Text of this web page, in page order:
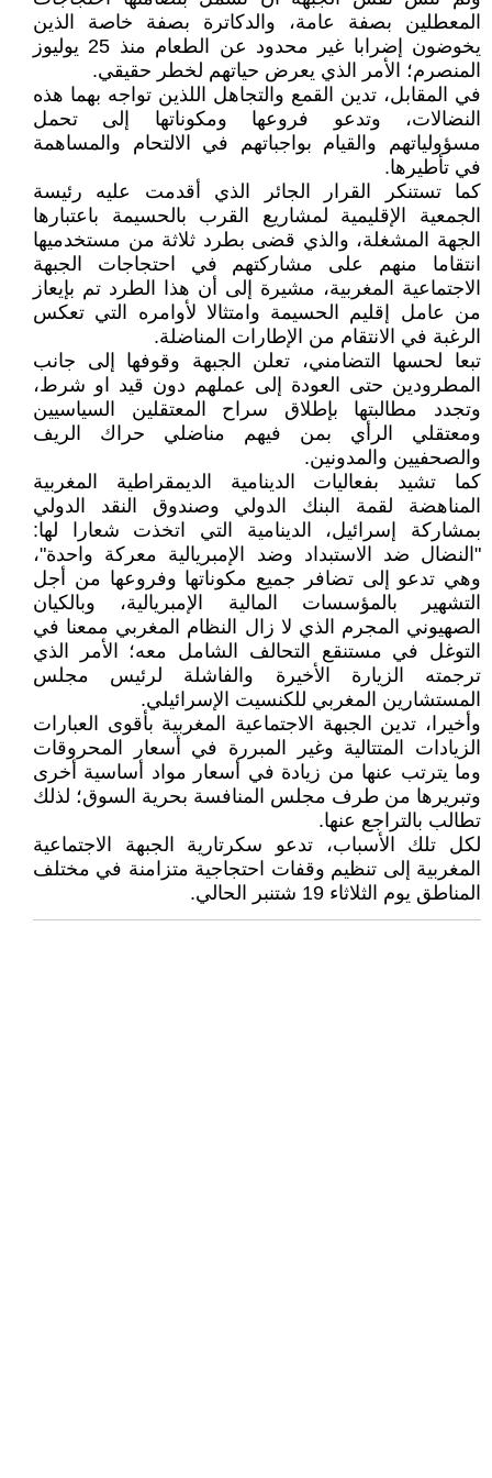
المعطلين بصفة عامة، والدكاترة بصفة خاصة الذين
يخوضون إضرابا غير محدود عن الطعام منذ 25 يوليوز
المنصرم؛ الأمر الذي يعرض حياتهم لخطر حقيقي.
في المقابل، تدين القمع والتجاهل اللذين تواجه بهما هذه
النضالات، وتدعو فروعها ومكوناتها إلى تحمل
مسؤولياتهم والقيام بواجباتهم في الالتحام والمساهمة
في تأطيرها.
كما تستنكر القرار الجائر الذي أقدمت عليه رئيسة
الجمعية الإقليمية لمشاريع القرب بالحسيمة باعتبارها
الجهة المشغلة، والذي قضى بطرد ثلاثة من مستخدميها
انتقاما منهم على مشاركتهم في احتجاجات الجبهة
الاجتماعية المغربية، مشيرة إلى أن هذا الطرد تم بإيعاز
من عامل إقليم الحسيمة وامتثالا لأوامره التي تعكس
الرغبة في الانتقام من الإطارات المناضلة.
تبعا لحسها التضامني، تعلن الجبهة وقوفها إلى جانب
المطرودين حتى العودة إلى عملهم دون قيد او شرط،
وتجدد مطالبتها بإطلاق سراح المعتقلين السياسيين
ومعتقلي الرأي بمن فيهم مناضلي حراك الريف
والصحفيين والمدونين.
كما تشيد بفعاليات الدينامية الديمقراطية المغربية
المناهضة لقمة البنك الدولي وصندوق النقد الدولي
بمشاركة إسرائيل، الدينامية التي اتخذت شعارا لها:
"النضال ضد الاستبداد وضد الإمبريالية معركة واحدة"،
وهي تدعو إلى تضافر جميع مكوناتها وفروعها من أجل
التشهير بالمؤسسات المالية الإمبريالية، وبالكيان
الصهيوني المجرم الذي لا زال النظام المغربي ممعنا في
التوغل في مستنقع التحالف الشامل معه؛ الأمر الذي
ترجمته الزيارة الأخيرة والفاشلة لرئيس مجلس
المستشارين المغربي للكنسيت الإسرائيلي.
وأخيرا، تدين الجبهة الاجتماعية المغربية بأقوى العبارات
الزيادات المتتالية وغير المبررة في أسعار المحروقات
وما يترتب عنها من زيادة في أسعار مواد أساسية أخرى
وتبريرها من طرف مجلس المنافسة بحرية السوق؛ لذلك
تطالب بالتراجع عنها.
لكل تلك الأسباب، تدعو سكرتارية الجبهة الاجتماعية
المغربية إلى تنظيم وقفات احتجاجية متزامنة في مختلف
المناطق يوم الثلاثاء 19 شتنبر الحالي.